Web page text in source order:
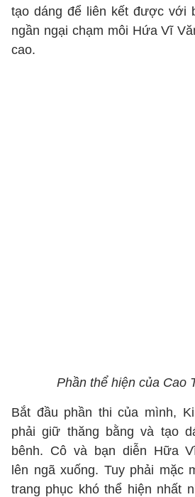
tạo dáng để liên kết được với
ngần ngại chạm môi Hứa Vĩ
cao.
Phần thể hiện của Cao
Bắt đầu phần thi của mình,
phải giữ thăng bằng và tạo
bênh. Cô và bạn diễn Hữa
lên ngã xuống. Tuy phải mặc
trang phục khó thể hiện nhất